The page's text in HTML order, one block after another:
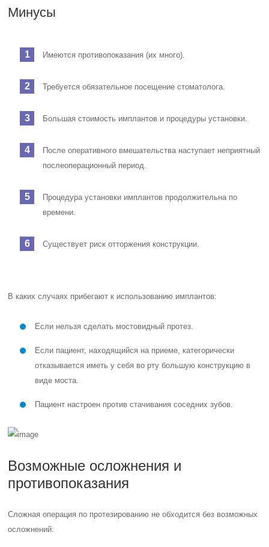
Минусы
Имеются противопоказания (их много).
Требуется обязательное посещение стоматолога.
Большая стоимость имплантов и процедуры установки.
После оперативного вмешательства наступает неприятный
послеоперационный период.
Процедура установки имплантов продолжительна по
времени.
Существует риск отторжения конструкции.
В каких случаях прибегают к использованию имплантов:
Если нельзя сделать мостовидный протез.
Если пациент, находящийся на приеме, категорически
отказывается иметь у себя во рту большую конструкцию в
виде моста.
Пациент настроен против стачивания соседних зубов.
Возможные осложнения и
противопоказания
Сложная операция по протезированию не обходится без возможных
осложнений: